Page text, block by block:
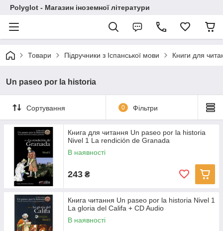
Polyglot - Магазин іноземної літератури
Товари Підручники з Іспанської мови Книги для
Un paseo por la historia
Сортування 0 Фільтри
Книга для читання Un paseo por la historia
Nivel 1 La rendición de Granada
В наявності
243 ₴
Книга читання Un paseo por la historia Nivel 1
La gloria del Califa + CD Audio
В наявності